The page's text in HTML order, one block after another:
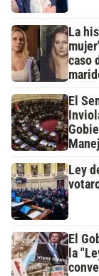
La
caso
El
Ley
El
la